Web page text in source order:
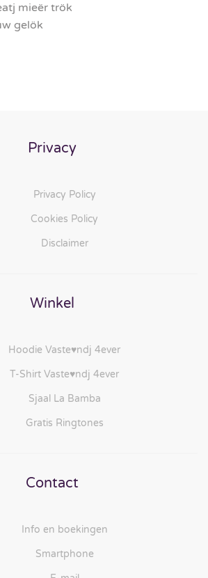
mieër trök
gelök
Privacy
Privacy Policy
Cookies Policy
Disclaimer
Winkel
Hoodie Vaste♥ndj 4ever
T-Shirt Vaste♥ndj 4ever
Sjaal La Bamba
Gratis Ringtones
Contact
Info en boekingen
Smartphone